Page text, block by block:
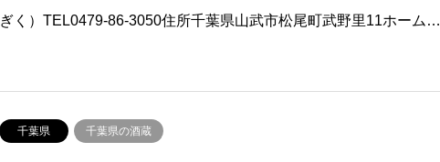
ぎく）TEL0479-86-3050住所千葉県山武市松尾町武野里11ホーム…
千葉県 千葉県の酒蔵